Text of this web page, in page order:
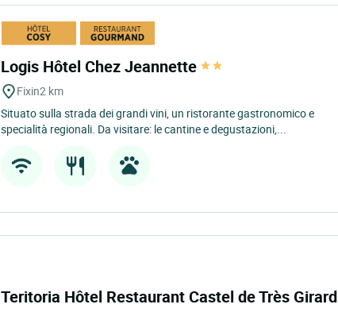
Logis Hôtel Chez Jeannette
Fixin2 km
Situato sulla strada dei grandi vini, un ristorante gastronomico e
specialità regionali. Da visitare: le cantine e degustazioni,...
Teritoria Hôtel Restaurant Castel de Très Girard